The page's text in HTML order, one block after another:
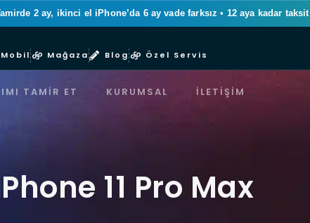
2 ay, ikinci el iPhone’da 6 ay vade farksız • 12 aya kadar taksit
Mağaza Blog Özel Servis
TAMIR ET KURUMSAL İLETIŞIM
11 Pro Max